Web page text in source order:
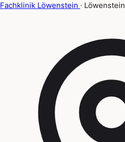
Fachklinik Löwenstein · Löwenstein